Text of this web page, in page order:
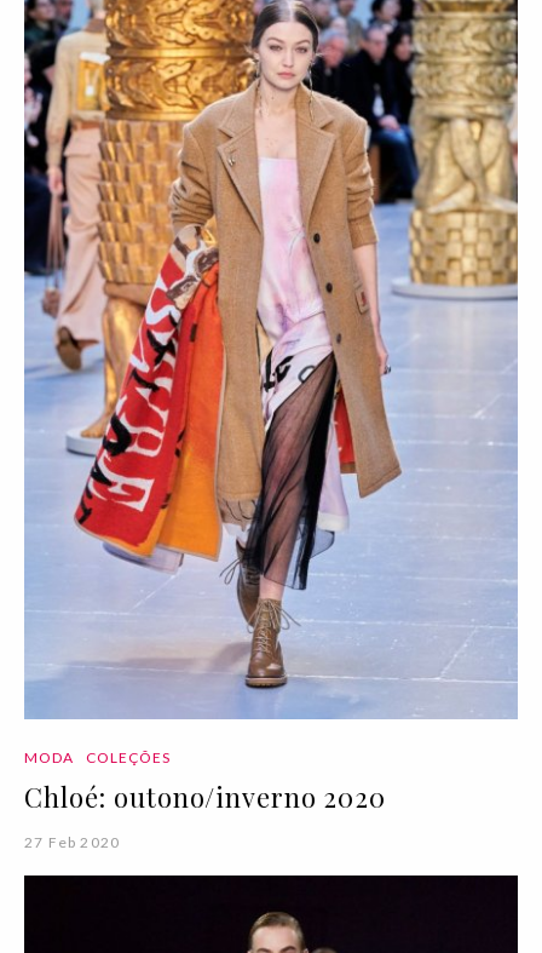
MODA COLEÇÕES
Chloé: outono/inverno 2020
27 Feb 2020